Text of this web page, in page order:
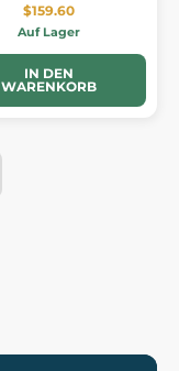
$159.60
Auf Lager
IN DEN
WARENKORB